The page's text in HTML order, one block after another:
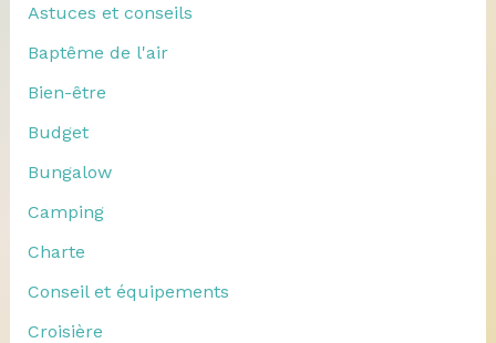
Astuces et conseils
Baptême de l'air
Bien-être
Budget
Bungalow
Camping
Charte
Conseil et équipements
Croisière